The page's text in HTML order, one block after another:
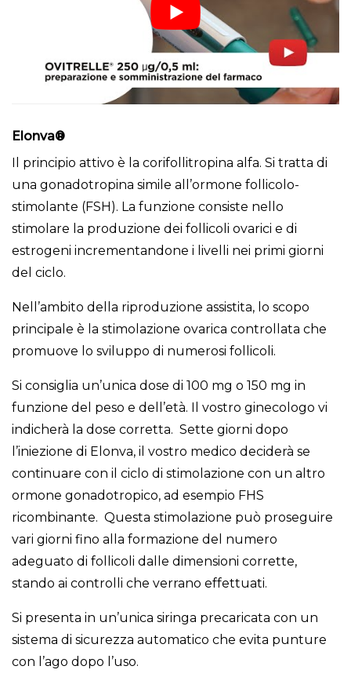
Elonva®
Il principio attivo è la corifollitropina alfa. Si tratta di
una gonadotropina simile all’ormone follicolo-
stimolante (FSH). La funzione consiste nello
stimolare la produzione dei follicoli ovarici e di
estrogeni incrementandone i livelli nei primi giorni
del ciclo.
Nell’ambito della riproduzione assistita, lo scopo
principale è la stimolazione ovarica controllata che
promuove lo sviluppo di numerosi follicoli.
Si consiglia un’unica dose di 100 mg o 150 mg in
funzione del peso e dell’età. Il vostro ginecologo vi
indicherà la dose corretta. Sette giorni dopo
l’iniezione di Elonva, il vostro medico deciderà se
continuare con il ciclo di stimolazione con un altro
ormone gonadotropico, ad esempio FHS
ricombinante. Questa stimolazione può proseguire
vari giorni fino alla formazione del numero
adeguato di follicoli dalle dimensioni corrette,
stando ai controlli che verrano effettuati.
Si presenta in un’unica siringa precaricata con un
sistema di sicurezza automatico che evita punture
con l’ago dopo l’uso.